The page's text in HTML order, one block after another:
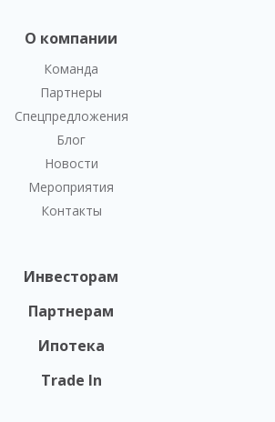
О компании
Команда
Партнеры
Спецпредложения
Блог
Новости
Мероприятия
Контакты
Инвесторам
Партнерам
Ипотека
Trade In